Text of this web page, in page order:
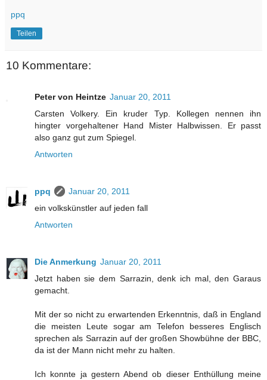
ppq
Teilen
10 Kommentare:
Peter von Heintze Januar 20, 2011
Carsten Volkery. Ein kruder Typ. Kollegen nennen ihn
hingter vorgehaltener Hand Mister Halbwissen. Er passt
also ganz gut zum Spiegel.
Antworten
ppq
Januar 20, 2011
ein volkskünstler auf jeden fall
Antworten
Die Anmerkung Januar 20, 2011
Jetzt haben sie dem Sarrazin, denk ich mal, den Garaus
gemacht.
Mit der so nicht zu erwartenden Erkenntnis, daß in England
die meisten Leute sogar am Telefon besseres Englisch
sprechen als Sarrazin auf der großen Showbühne der BBC,
da ist der Mann nicht mehr zu halten.
Ich konnte ja gestern Abend ob dieser Enthüllung meine